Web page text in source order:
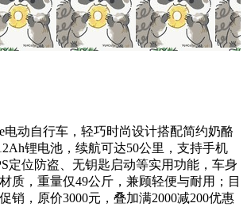
电动自行车，轻巧时尚设计搭配简约奶酪
锂电池，续航可达50公里，支持手机
定位防盗、无钥匙启动等实用功能，车身
质，重量仅49公斤，兼顾轻便与耐用；目
销，原价3000元，叠加满2000减200优惠